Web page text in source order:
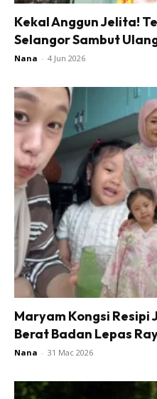
Kekal Anggun Jelita!
Selangor Sambut
Nana - 4 Jun 2026
Maryam Kongsi Resipi
Berat Badan Lepas
Nana - 31 Mac 2026